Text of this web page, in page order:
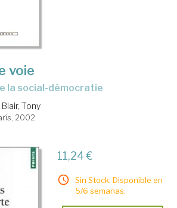
voie
la social-démocratie
Blair, Tony
2002
11,24 €
Sin Stock. Disponible en
5/6 semanas.